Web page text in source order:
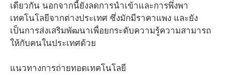
เดียวกัน นอกจากนี้ยังลดการนำเข้าและการพึ่งพา
เทคโนโลยีจากต่างประเทศ ซึ่งมักมีราคาแพง และยัง
เป็นการส่งเสริมพัฒนาเพื่อยกระดับความรู้ความสามารถ
ให้กับคนในประเทศด้วย
แนวทางการถ่ายทอดเทคโนโลยี